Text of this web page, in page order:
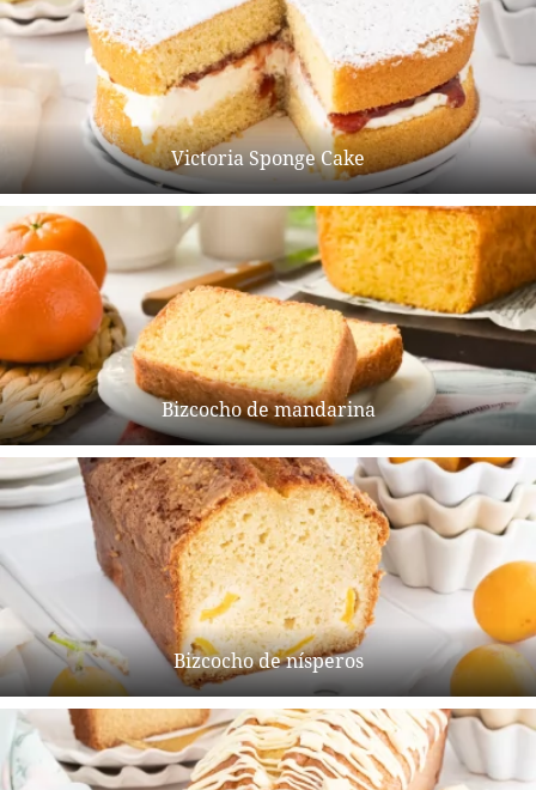
Victoria Sponge Cake
Bizcocho de mandarina
Bizcocho de nísperos